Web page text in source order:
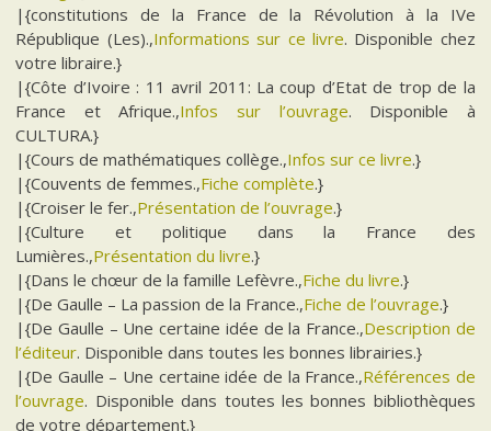
|{constitutions de la France de la Révolution à la IVe
République (Les).,Informations sur ce livre. Disponible chez
votre libraire.}
|{Côte d’Ivoire : 11 avril 2011: La coup d’Etat de trop de la
France et Afrique.,Infos sur l’ouvrage. Disponible à
CULTURA.}
|{Cours de mathématiques collège.,Infos sur ce livre.}
|{Couvents de femmes.,Fiche complète.}
|{Croiser le fer.,Présentation de l’ouvrage.}
|{Culture et politique dans la France des
Lumières.,Présentation du livre.}
|{Dans le chœur de la famille Lefèvre.,Fiche du livre.}
|{De Gaulle – La passion de la France.,Fiche de l’ouvrage.}
|{De Gaulle – Une certaine idée de la France.,Description de
l’éditeur. Disponible dans toutes les bonnes librairies.}
|{De Gaulle – Une certaine idée de la France.,Références de
l’ouvrage. Disponible dans toutes les bonnes bibliothèques
de votre département.}